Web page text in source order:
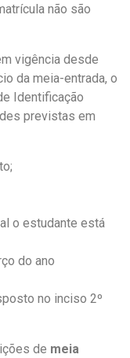
não são
vigência desde
da meia-entrada, o
Identificação
previstas em
o estudante está
do ano
no inciso 2º
de meia